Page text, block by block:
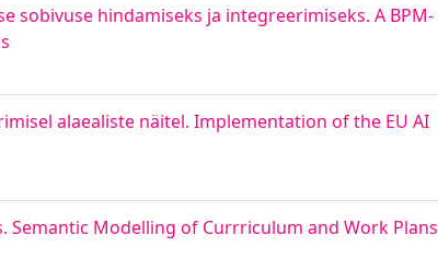
hindamiseks ja integreerimiseks. A BPM-
alaealiste näitel. Implementation of the EU AI
Modelling of Currriculum and Work Plans